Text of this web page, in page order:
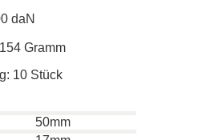
daN
Gramm
10 Stück
50mm